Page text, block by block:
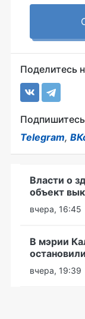
Поделитесь
Telegram,
Власти о
объект
вчера, 16:45
В мэрии
вчера, 19:39